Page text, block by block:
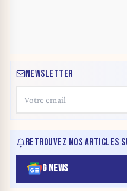
NEWSLETTER
RETROUVEZ NOS ARTICLES
G NEWS